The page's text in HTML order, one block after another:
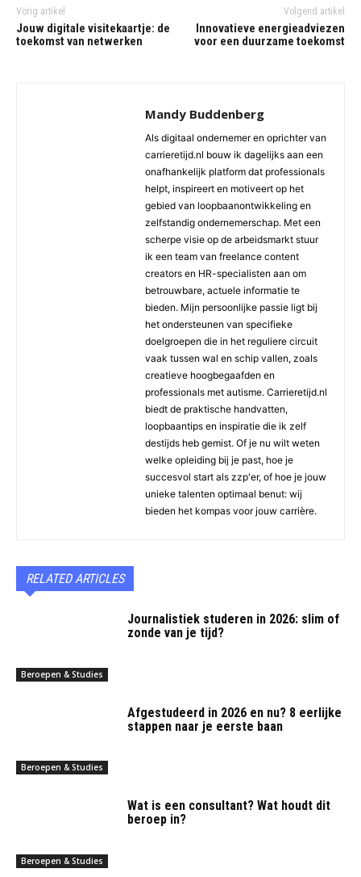
Vorig artikel
Jouw digitale visitekaartje: de
toekomst van netwerken
Volgend artikel
Innovatieve energieadviezen
voor een duurzame toekomst
Mandy Buddenberg
Als digitaal ondernemer en oprichter van
carrieretijd.nl bouw ik dagelijks aan een
onafhankelijk platform dat professionals
helpt, inspireert en motiveert op het
gebied van loopbaanontwikkeling en
zelfstandig ondernemerschap. Met een
scherpe visie op de arbeidsmarkt stuur
ik een team van freelance content
creators en HR-specialisten aan om
betrouwbare, actuele informatie te
bieden. Mijn persoonlijke passie ligt bij
het ondersteunen van specifieke
doelgroepen die in het reguliere circuit
vaak tussen wal en schip vallen, zoals
creatieve hoogbegaafden en
professionals met autisme. Carrieretijd.nl
biedt de praktische handvatten,
loopbaantips en inspiratie die ik zelf
destijds heb gemist. Of je nu wilt weten
welke opleiding bij je past, hoe je
succesvol start als zzp'er, of hoe je jouw
unieke talenten optimaal benut: wij
bieden het kompas voor jouw carrière.
RELATED ARTICLES
Beroepen & Studies
Journalistiek studeren in 2026: slim of
zonde van je tijd?
Beroepen & Studies
Afgestudeerd in 2026 en nu? 8 eerlijke
stappen naar je eerste baan
Beroepen & Studies
Wat is een consultant? Wat houdt dit
beroep in?